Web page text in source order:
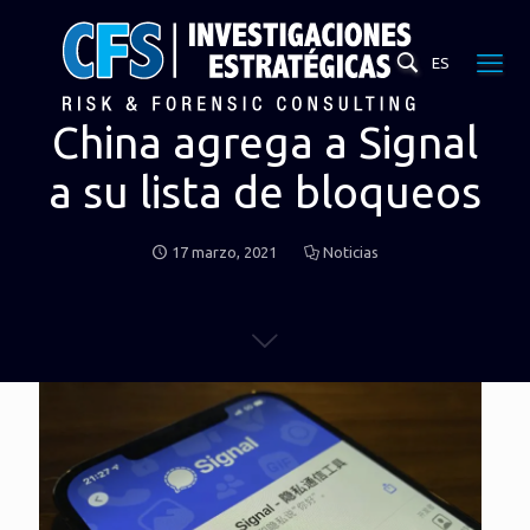
ES
China agrega a Signal
a su lista de bloqueos
17 marzo, 2021 Noticias